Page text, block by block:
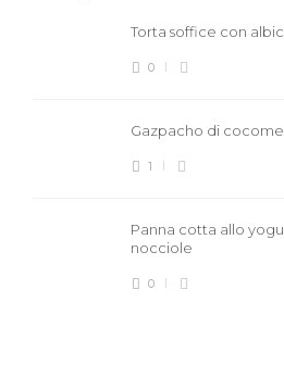
Torta soffice con
0
Gazpacho di
1
Panna cotta allo
nocciole
0